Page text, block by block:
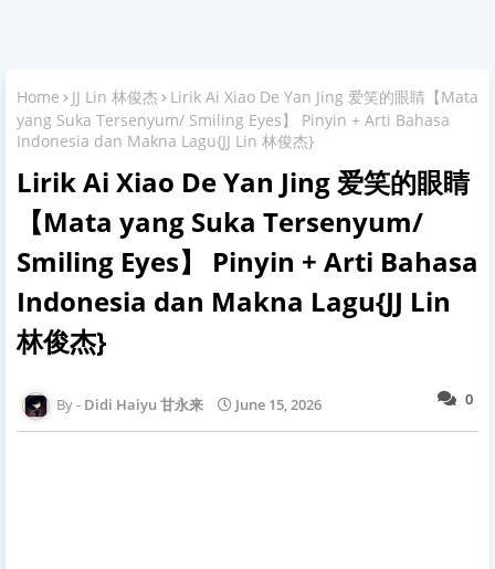
Home JJ Lin 林俊杰
Lirik Ai Xiao De Yan Jing 爱笑的眼睛【Mata
yang Suka Tersenyum/ Smiling Eyes】 Pinyin + Arti Bahasa
Indonesia dan Makna Lagu{JJ Lin 林俊杰}
Lirik Ai Xiao De Yan Jing 爱笑的眼睛
【Mata yang Suka Tersenyum/
Smiling Eyes】 Pinyin + Arti Bahasa
Indonesia dan Makna Lagu{JJ Lin
林俊杰}
0
Didi Haiyu 甘永来 June 15, 2026